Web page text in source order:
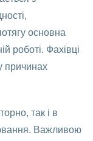
основна
роботі. Фахівці
причинах
так і в
Важливою